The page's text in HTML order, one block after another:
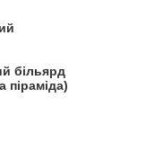
більярд
піраміда)